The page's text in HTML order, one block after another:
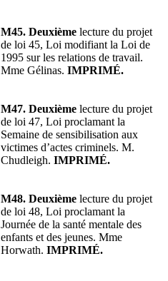
M45. Deuxième lecture du projet
de loi 45, Loi modifiant la Loi de
1995 sur les relations de travail.
Mme Gélinas. IMPRIMÉ.
M47. Deuxième lecture du projet
de loi 47, Loi proclamant la
Semaine de sensibilisation aux
victimes d’actes criminels. M.
Chudleigh. IMPRIMÉ.
M48. Deuxième lecture du projet
de loi 48, Loi proclamant la
Journée de la santé mentale des
enfants et des jeunes. Mme
Horwath. IMPRIMÉ.